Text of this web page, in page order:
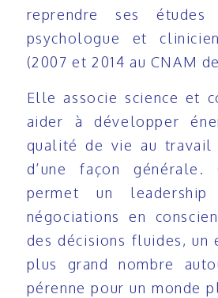
reprendre ses études
psychologue et
(2007 et 2014 au CNAM
Elle associe science et
aider à développer
qualité de vie au
d’une façon générale.
permet un leadership
négociations en
des décisions fluides, un
plus grand nombre
pérenne pour un monde